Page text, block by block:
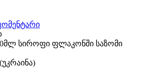
სიროფი ფლაკონში საზომი
(უკრაინა)